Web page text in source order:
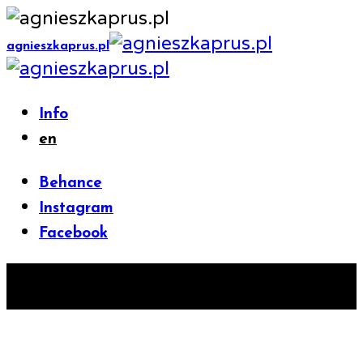
agnieszkaprus.pl
Info
en
Behance
Instagram
Facebook